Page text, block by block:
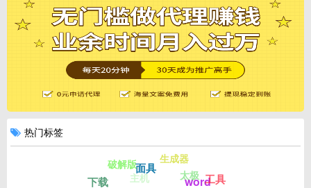
热门标签
word
面具
下载
工具
生成器
破解版
太极
主机